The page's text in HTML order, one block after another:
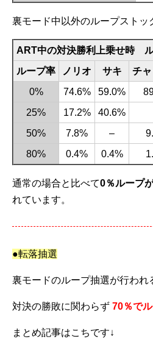
裏モード中以外のループストッ
ART中の対決勝利上乗せ時
ループ率
ノリオ サキ チ
0%
74.6% 59.0%
25%
17.2% 40.6%
50%
7.8% –
80%
0.4% 0.4%
通常の場合と比べて0％ループ
れています。
●転落抽選
裏モードのループ抽選が行われ
対決の勝敗に関わらず 70％で
まとめ記事はこちです↓